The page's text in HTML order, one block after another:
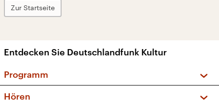
Zur Startseite
Entdecken Sie Deutschlandfunk Kultur
Programm
Hören